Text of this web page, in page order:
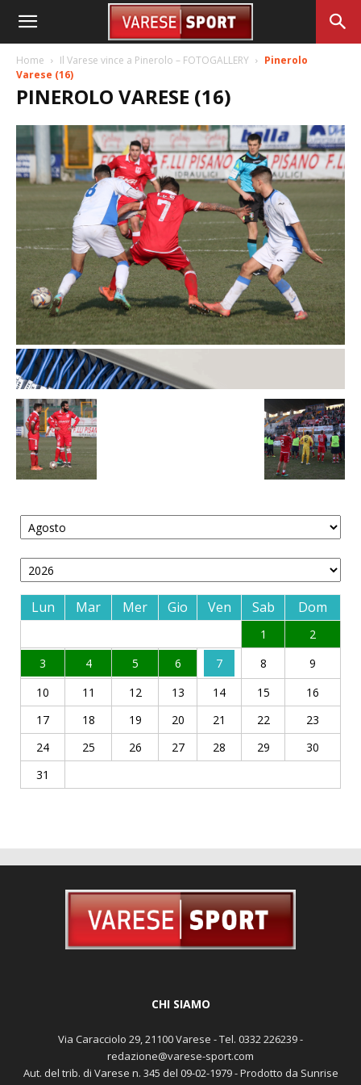
Home Il Varese vince a Pinerolo – FOTOGALLERY
Pinerolo
Varese (16)
PINEROLO VARESE (16)
Lun Mar Mer Gio Ven Sab Dom
1
2
3
4 5 6 7 8
9
10
11 12 13 14 15
16
17
18 19 20 21 22
23
24
25 26 27 28 29
30
31
CHI SIAMO
Via Caracciolo 29, 21100 Varese - Tel. 0332 226239 -
redazione@varese-sport.com
Aut. del trib. di Varese n. 345 del 09-02-1979 - Prodotto da Sunrise